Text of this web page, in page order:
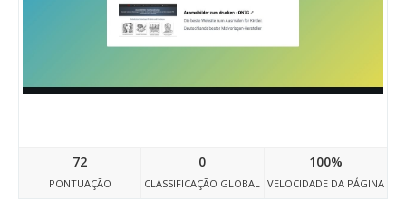
72
PONTUAÇÃO
0
CLASSIFICAÇÃO GLOBAL
100%
VELOCIDADE DA PÁGINA